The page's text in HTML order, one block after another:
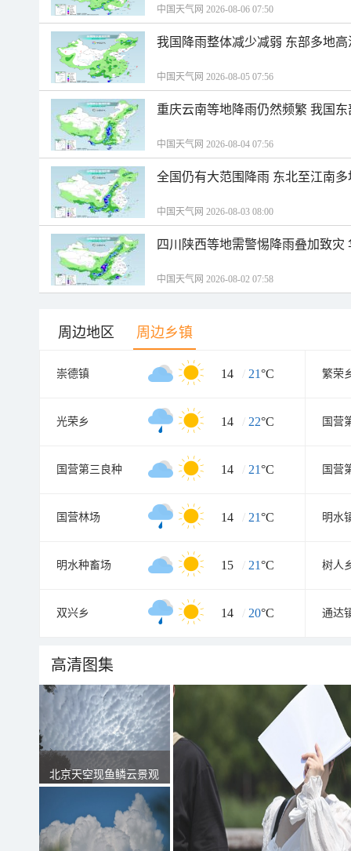
中国天气网 2026-08-06 07:50
我国降雨整体减少减弱 东部多地
中国天气网 2026-08-05 07:56
重庆云南等地降雨仍然频繁 我国
中国天气网 2026-08-04 07:56
全国仍有大范围降雨 东北至江南
中国天气网 2026-08-03 08:00
四川陕西等地需警惕降雨叠加致
中国天气网 2026-08-02 07:58
周边地区 周边乡镇
崇德镇 14 / 21°C 繁荣
光荣乡 14 / 22°C 国营
国营第三良种 14 / 21°C 国营
国营林场 14 / 21°C 明水
明水种畜场 15 / 21°C 树人
双兴乡 14 / 20°C 通达
高清图集
北京天空现鱼鳞云景观